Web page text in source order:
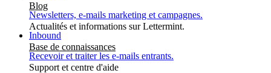
Blog
Actualités et informations sur Lettermint.
Base de connaissances
Support et centre d'aide
Newsletters, e-mails marketing et campagnes.
Inbound
Recevoir et traiter les e-mails entrants.